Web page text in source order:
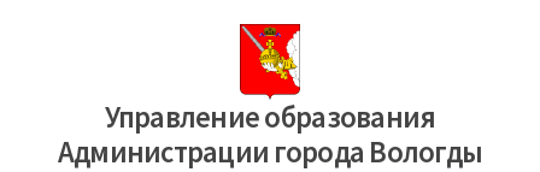
Управление образования
Администрации города Вологды